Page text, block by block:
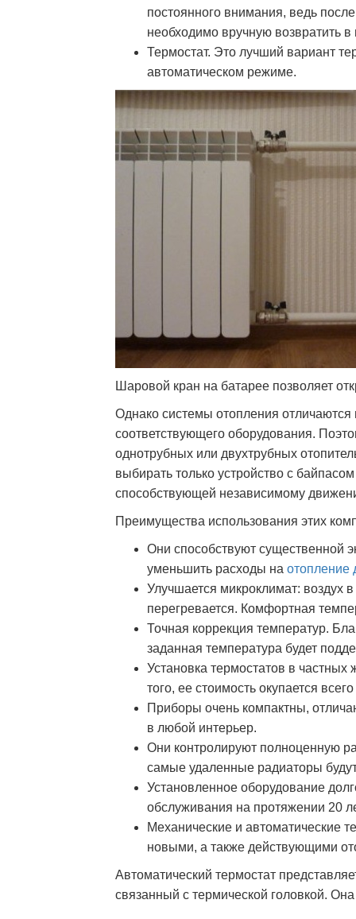
постоянного внимания, ведь
необходимо вручную возвратить
Термостат. Это лучший вариант
автоматическом режиме.
Шаровой кран на батарее позволяет
Однако системы отопления отличаются
соответствующего оборудования.
однотрубных или двухтрубных
выбирать только устройство с
способствующей независимому
Преимущества использования этих
Они способствуют существенной
уменьшить расходы на отопление
Улучшается микроклимат: воздух
перегревается. Комфортная
Точная коррекция температур.
заданная температура будет
Установка термостатов в
того, ее стоимость окупается
Приборы очень компактны,
в любой интерьер.
Они контролируют полноценную
самые удаленные радиаторы
Установленное оборудование
обслуживания на протяжении 20
Механические и автоматические
новыми, а также действующими
Автоматический термостат
связанный с термической головкой.